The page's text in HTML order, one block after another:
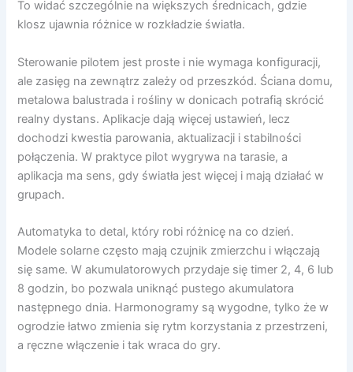
To widać szczególnie na większych średnicach, gdzie
klosz ujawnia różnice w rozkładzie światła.
Sterowanie pilotem jest proste i nie wymaga konfiguracji,
ale zasięg na zewnątrz zależy od przeszkód. Ściana domu,
metalowa balustrada i rośliny w donicach potrafią skrócić
realny dystans. Aplikacje dają więcej ustawień, lecz
dochodzi kwestia parowania, aktualizacji i stabilności
połączenia. W praktyce pilot wygrywa na tarasie, a
aplikacja ma sens, gdy światła jest więcej i mają działać w
grupach.
Automatyka to detal, który robi różnicę na co dzień.
Modele solarne często mają czujnik zmierzchu i włączają
się same. W akumulatorowych przydaje się timer 2, 4, 6 lub
8 godzin, bo pozwala uniknąć pustego akumulatora
następnego dnia. Harmonogramy są wygodne, tylko że w
ogrodzie łatwo zmienia się rytm korzystania z przestrzeni,
a ręczne włączenie i tak wraca do gry.